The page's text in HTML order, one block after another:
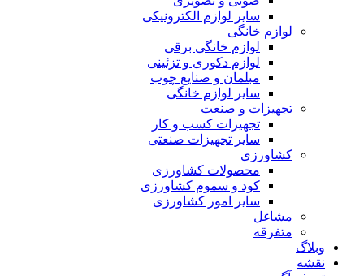
سایر لوازم الکترونیکی
لوازم خانگی
لوازم خانگی برقی
لوازم دکوری و تزئینی
مبلمان و صنایع چوب
سایر لوازم خانگی
تجهیزات و صنعت
تجهیزات کسب و کار
سایر تجهیزات صنعتی
کشاورزی
محصولات کشاورزی
کود و سموم کشاورزی
سایر امور کشاورزی
مشاغل
متفرقه
وبلاگ
نقشه